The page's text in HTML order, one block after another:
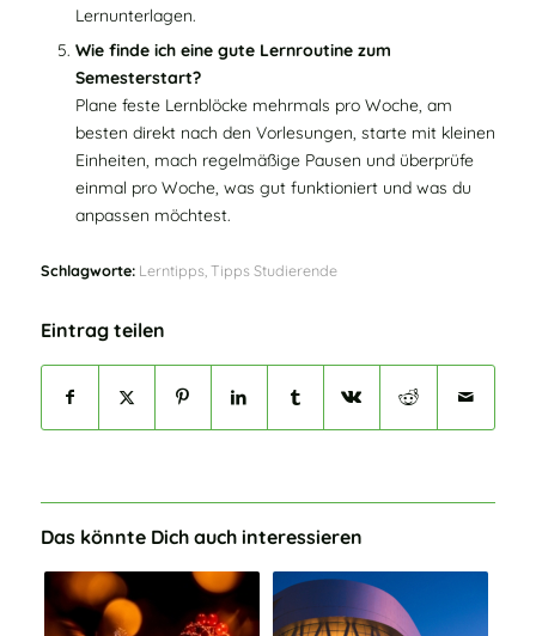
Lernunterlagen.
Wie finde ich eine gute Lernroutine zum
Semesterstart?
Plane feste Lernblöcke mehrmals pro Woche, am
besten direkt nach den Vorlesungen, starte mit kleinen
Einheiten, mach regelmäßige Pausen und überprüfe
einmal pro Woche, was gut funktioniert und was du
anpassen möchtest.
Schlagworte: Lerntipps, Tipps Studierende
Eintrag teilen
Das könnte Dich auch interessieren